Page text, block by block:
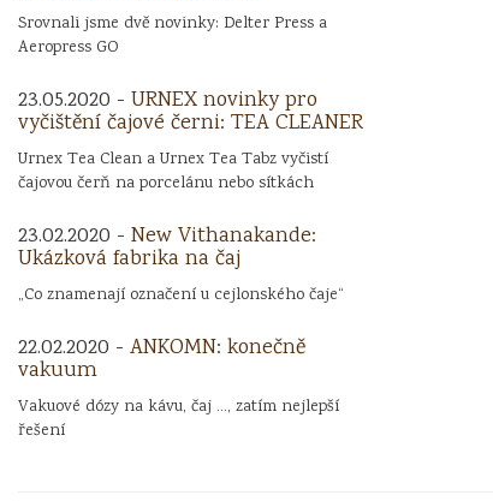
Srovnali jsme dvě novinky: Delter Press a
Aeropress GO
23.05.2020 - URNEX novinky pro
vyčištění čajové černi: TEA CLEANER
Urnex Tea Clean a Urnex Tea Tabz vyčistí
čajovou čerň na porcelánu nebo sítkách
23.02.2020 - New Vithanakande:
Ukázková fabrika na čaj
„Co znamenají označení u cejlonského čaje“
22.02.2020 - ANKOMN: konečně
vakuum
Vakuové dózy na kávu, čaj ..., zatím nejlepší
řešení